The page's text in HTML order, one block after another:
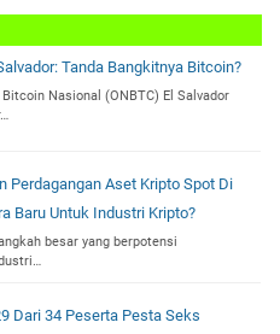
Tanda Bangkitnya Bitcoin?
Nasional (ONBTC) El Salvador
Perdagangan Aset Kripto Spot Di
Baru Untuk Industri Kripto?
besar yang berpotensi
Dari 34 Peserta Pesta Seks